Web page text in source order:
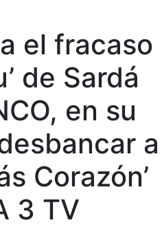
el fracaso
de Sardá
en su
a
Corazón’
3 TV